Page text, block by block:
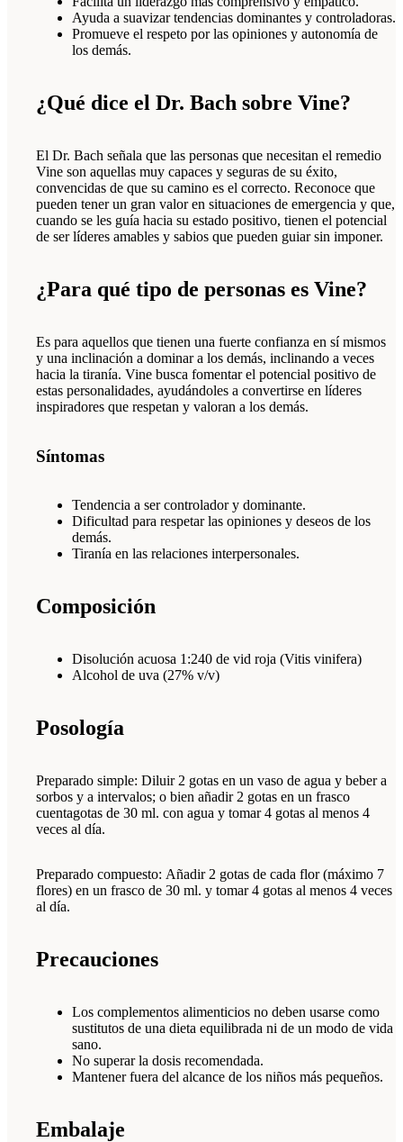
Ayuda a suavizar tendencias dominantes y controladoras.
Promueve el respeto por las opiniones y autonomía de
los demás.
¿Qué dice el Dr. Bach sobre Vine?
El Dr. Bach señala que las personas que necesitan el remedio
Vine son aquellas muy capaces y seguras de su éxito,
convencidas de que su camino es el correcto. Reconoce que
pueden tener un gran valor en situaciones de emergencia y que,
cuando se les guía hacia su estado positivo, tienen el potencial
de ser líderes amables y sabios que pueden guiar sin imponer.
¿Para qué tipo de personas es Vine?
Es para aquellos que tienen una fuerte confianza en sí mismos
y una inclinación a dominar a los demás, inclinando a veces
hacia la tiranía. Vine busca fomentar el potencial positivo de
estas personalidades, ayudándoles a convertirse en líderes
inspiradores que respetan y valoran a los demás.
Síntomas
Tendencia a ser controlador y dominante.
Dificultad para respetar las opiniones y deseos de los
demás.
Tiranía en las relaciones interpersonales.
Composición
Disolución acuosa 1:240 de vid roja (Vitis vinifera)
Alcohol de uva (27% v/v)
Posología
Preparado simple: Diluir 2 gotas en un vaso de agua y beber a
sorbos y a intervalos; o bien añadir 2 gotas en un frasco
cuentagotas de 30 ml. con agua y tomar 4 gotas al menos 4
veces al día.
Preparado compuesto: Añadir 2 gotas de cada flor (máximo 7
flores) en un frasco de 30 ml. y tomar 4 gotas al menos 4 veces
al día.
Precauciones
Los complementos alimenticios no deben usarse como
sustitutos de una dieta equilibrada ni de un modo de vida
sano.
No superar la dosis recomendada.
Mantener fuera del alcance de los niños más pequeños.
Embalaje